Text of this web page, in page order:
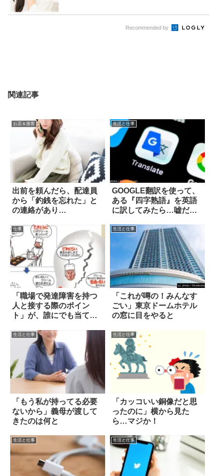
Recommended by
関連記事
お店＆接客
出前を頼んだら、配達員
から「釣銭を忘れた」と
の連絡があり…
生活と仕事
GOOGLE翻訳を使って、
ある『四字熟語』を英語
に訳してみたら…嘘だ
仕事
「職場で発達障害を持つ
人と接する際のポイン
ト」が、誰にでも当ては
生活と仕事
「これが噂の！みんなす
ごい」東京ドームホテル
の窓に目をやると
生活と仕事
「もう私が持ってる必要
ないから」義母が渡して
きたのは何と
生活と仕事
「カッコいい銅像だと思
ったのに」横から見た
ら…マジか！
生活と仕事 生活と仕事